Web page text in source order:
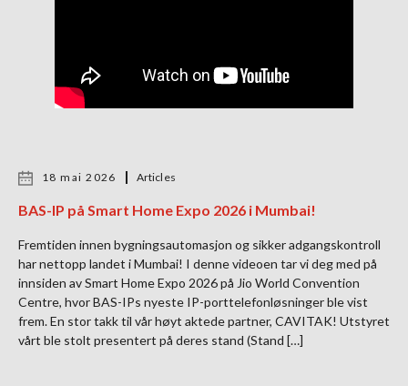
18 mai 2026 Articles
BAS-IP på Smart Home Expo 2026 i Mumbai!
Fremtiden innen bygningsautomasjon og sikker adgangskontroll
har nettopp landet i Mumbai! I denne videoen tar vi deg med på
innsiden av Smart Home Expo 2026 på Jio World Convention
Centre, hvor BAS-IPs nyeste IP-porttelefonløsninger ble vist
frem. En stor takk til vår høyt aktede partner, CAVITAK! Utstyret
vårt ble stolt presentert på deres stand (Stand […]